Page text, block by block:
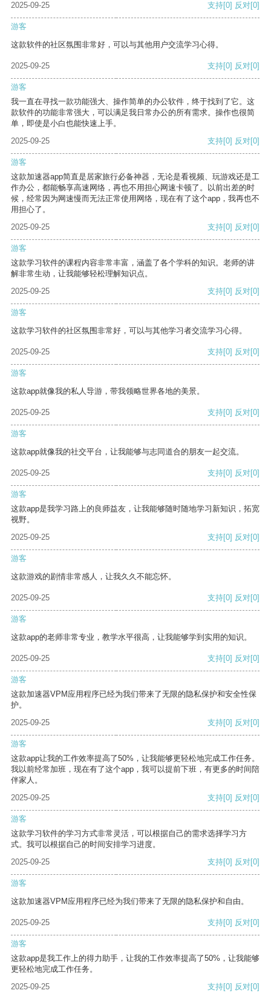
2025-09-25 支持[0] 反对[0]
游客
这款软件的社区氛围非常好，可以与其他用户交流学习心得。
2025-09-25 支持[0] 反对[0]
游客
我一直在寻找一款功能强大、操作简单的办公软件，终于找到了它。这
款软件的功能非常强大，可以满足我日常办公的所有需求。操作也很简
单，即使是小白也能快速上手。
2025-09-25
支持[0] 反对[0]
游客
这款加速器app简直是居家旅行必备神器，无论是看视频、玩游戏还是工
作办公，都能畅享高速网络，再也不用担心网速卡顿了。以前出差的时
候，经常因为网速慢而无法正常使用网络，现在有了这个app，我再也不
用担心了。
2025-09-25
支持[0] 反对[0]
游客
这款学习软件的课程内容非常丰富，涵盖了各个学科的知识。老师的讲
解非常生动，让我能够轻松理解知识点。
2025-09-25
支持[0] 反对[0]
游客
这款学习软件的社区氛围非常好，可以与其他学习者交流学习心得。
2025-09-25 支持[0] 反对[0]
游客
这款app就像我的私人导游，带我领略世界各地的美景。
2025-09-25 支持[0] 反对[0]
游客
这款app就像我的社交平台，让我能够与志同道合的朋友一起交流。
2025-09-25 支持[0] 反对[0]
游客
这款app是我学习路上的良师益友，让我能够随时随地学习新知识，拓宽
视野。
2025-09-25
支持[0] 反对[0]
游客
这款游戏的剧情非常感人，让我久久不能忘怀。
2025-09-25 支持[0] 反对[0]
游客
这款app的老师非常专业，教学水平很高，让我能够学到实用的知识。
2025-09-25 支持[0] 反对[0]
游客
这款加速器VPM应用程序已经为我们带来了无限的隐私保护和安全性保
护。
2025-09-25
支持[0] 反对[0]
游客
这款app让我的工作效率提高了50%，让我能够更轻松地完成工作任务。
我以前经常加班，现在有了这个app，我可以提前下班，有更多的时间陪
伴家人。
2025-09-25
支持[0] 反对[0]
游客
这款学习软件的学习方式非常灵活，可以根据自己的需求选择学习方
式。我可以根据自己的时间安排学习进度。
2025-09-25
支持[0] 反对[0]
游客
这款加速器VPM应用程序已经为我们带来了无限的隐私保护和自由。
2025-09-25 支持[0] 反对[0]
游客
这款app是我工作上的得力助手，让我的工作效率提高了50%，让我能够
更轻松地完成工作任务。
2025-09-25
支持[0] 反对[0]